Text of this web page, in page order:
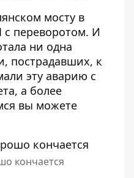
мосту в
переворотом. И
ни одна
пострадавших, к
эту аварию с
а более
вы можете
кончается